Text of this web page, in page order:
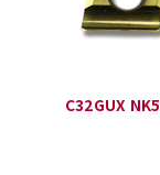
C32GUX